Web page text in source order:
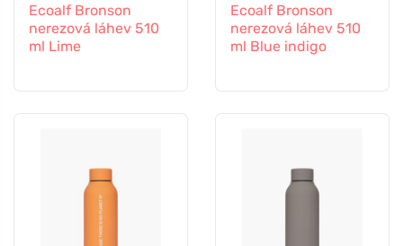
Ecoalf Bronson
nerezová láhev 510
ml Lime
Ecoalf Bronson
nerezová láhev 510
ml Blue indigo